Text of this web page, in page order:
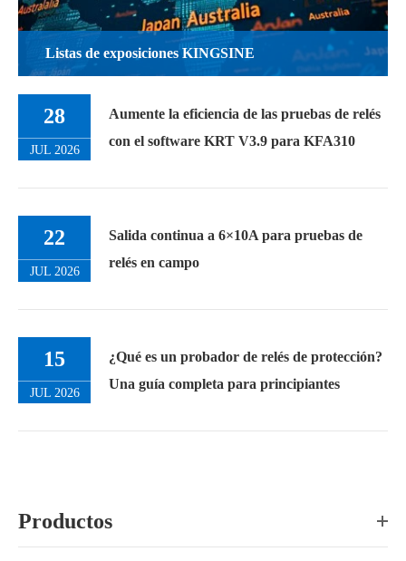
Listas de exposiciones KINGSINE
28
JUL 2026
Aumente la eficiencia de las pruebas de relés
con el software KRT V3.9 para KFA310
22
JUL 2026
Salida continua a 6×10A para pruebas de
relés en campo
15
JUL 2026
¿Qué es un probador de relés de protección?
Una guía completa para principiantes
Productos